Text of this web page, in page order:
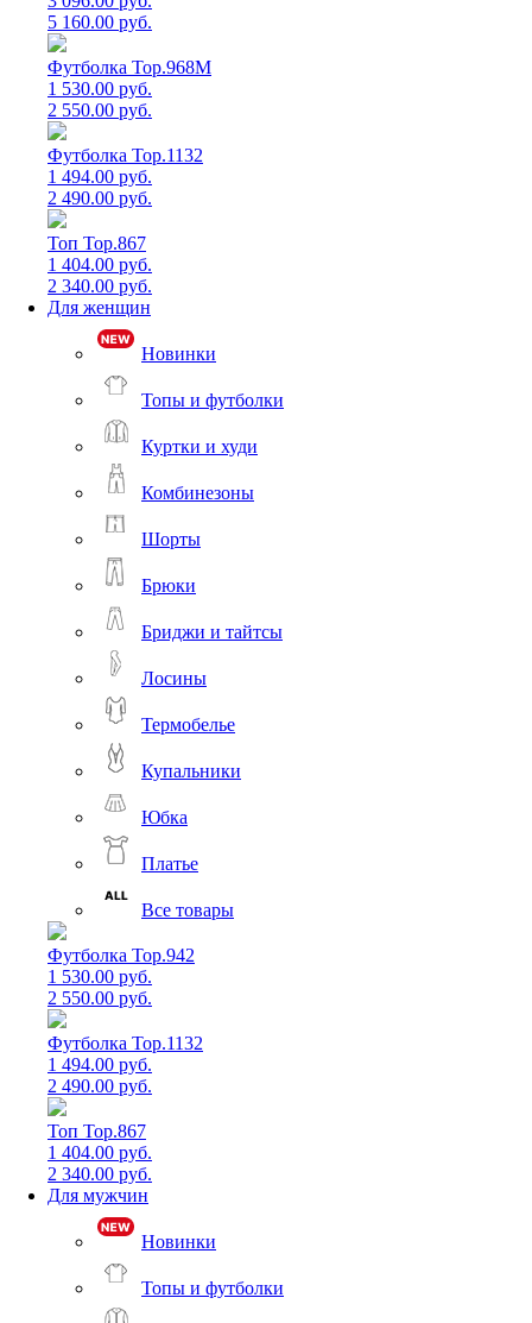
5 160.00 руб.
Футболка Top.968M
1 530.00 руб.
2 550.00 руб.
Футболка Top.1132
1 494.00 руб.
2 490.00 руб.
Топ Top.867
1 404.00 руб.
2 340.00 руб.
Для женщин
Новинки
Топы и футболки
Куртки и худи
Комбинезоны
Шорты
Брюки
Бриджи и тайтсы
Лосины
Термобелье
Купальники
Юбка
Платье
Все товары
Футболка Top.942
1 530.00 руб.
2 550.00 руб.
Футболка Top.1132
1 494.00 руб.
2 490.00 руб.
Топ Top.867
1 404.00 руб.
2 340.00 руб.
Для мужчин
Новинки
Топы и футболки